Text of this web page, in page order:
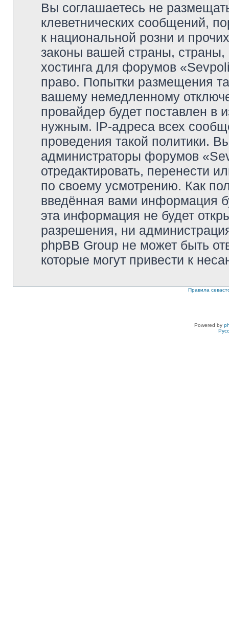
Вы соглашаетесь не
клеветнических сообщений,
к национальной розни и
законы вашей страны, страны,
хостинга для форумов
право. Попытки размещения
вашему немедленному
провайдер будет поставлен в
нужным. IP-адреса всех
проведения такой политики.
администраторы форумов
отредактировать, перенести
по своему усмотрению. Как
введённая вами информация
эта информация не будет
разрешения, ни
phpBB Group не может быть
которые могут привести к
Правила
Powered by